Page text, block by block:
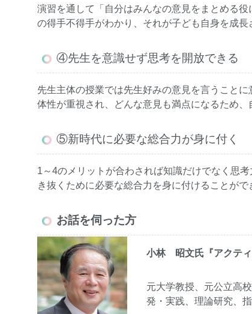
演習を通して「自分はみんなの意見をまとめる
の得手不得手がわかり、それが子ども自身を成長
④先生を意識せず思考を開放できる
先生主体の授業では先生好みの意見を言うこと
体性が重視され、どんな意見も満点になるため、
⑤新時代に必要な総合力が身に付く
1～4のメリットが合わされば知識だけでなく思
き抜くために必要な総合力を身に付けることがで
お話を伺った方
小林 昭文氏『アクテ
元大学教授、元公立高
発・実践、理論研究、